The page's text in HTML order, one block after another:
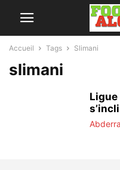
Accueil Tags Slimani
slimani
Ligue